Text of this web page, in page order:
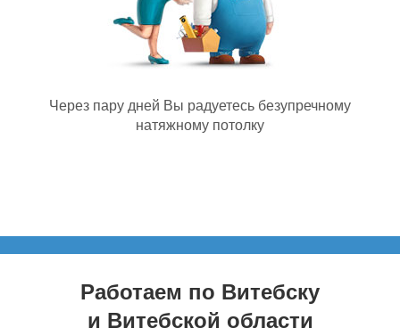
Через пару дней Вы радуетесь безупречному
натяжному потолку
Работаем по Витебску
и Витебской области